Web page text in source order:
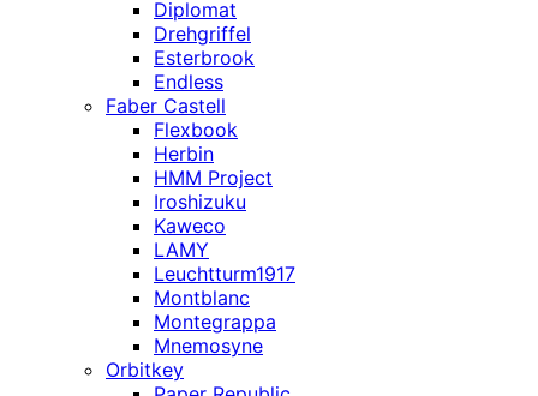
Diplomat
Drehgriffel
Esterbrook
Endless
Faber Castell
Flexbook
Herbin
HMM Project
Iroshizuku
Kaweco
LAMY
Leuchtturm1917
Montblanc
Montegrappa
Mnemosyne
Orbitkey